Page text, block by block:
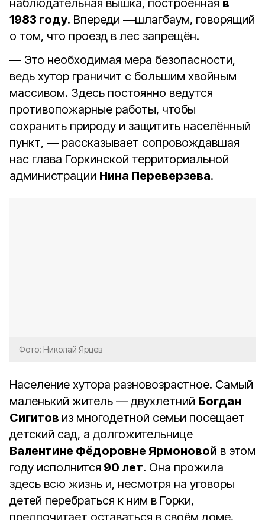
наблюдательная вышка, построенная в
1983 году. Впереди —шлагбаум, говорящий
о том, что проезд в лес запрещён.
— Это необходимая мера безопасности,
ведь хутор граничит с большим хвойным
массивом. Здесь постоянно ведутся
противопожарные работы, чтобы
сохранить природу и защитить населённый
пункт, — рассказывает сопровождавшая
нас глава Горкинской территориальной
администрации Нина Переверзева.
Фото: Николай Ярцев
Население хутора разновозрастное. Самый
маленький житель — двухлетний Богдан
Сигитов из многодетной семьи посещает
детский сад, а долгожительнице
Валентине Фёдоровне Ярмоновой в этом
году исполнится 90 лет. Она прожила
здесь всю жизнь и, несмотря на уговоры
детей перебраться к ним в Горки,
предпочитает оставаться в своём доме.